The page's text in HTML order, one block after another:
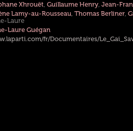
Xhrouët Guillaume Henry, Jean-
Lamy-au-Rousseau Thomas Berliner,
Laure
Laure Guégan
fr/Documentaires/